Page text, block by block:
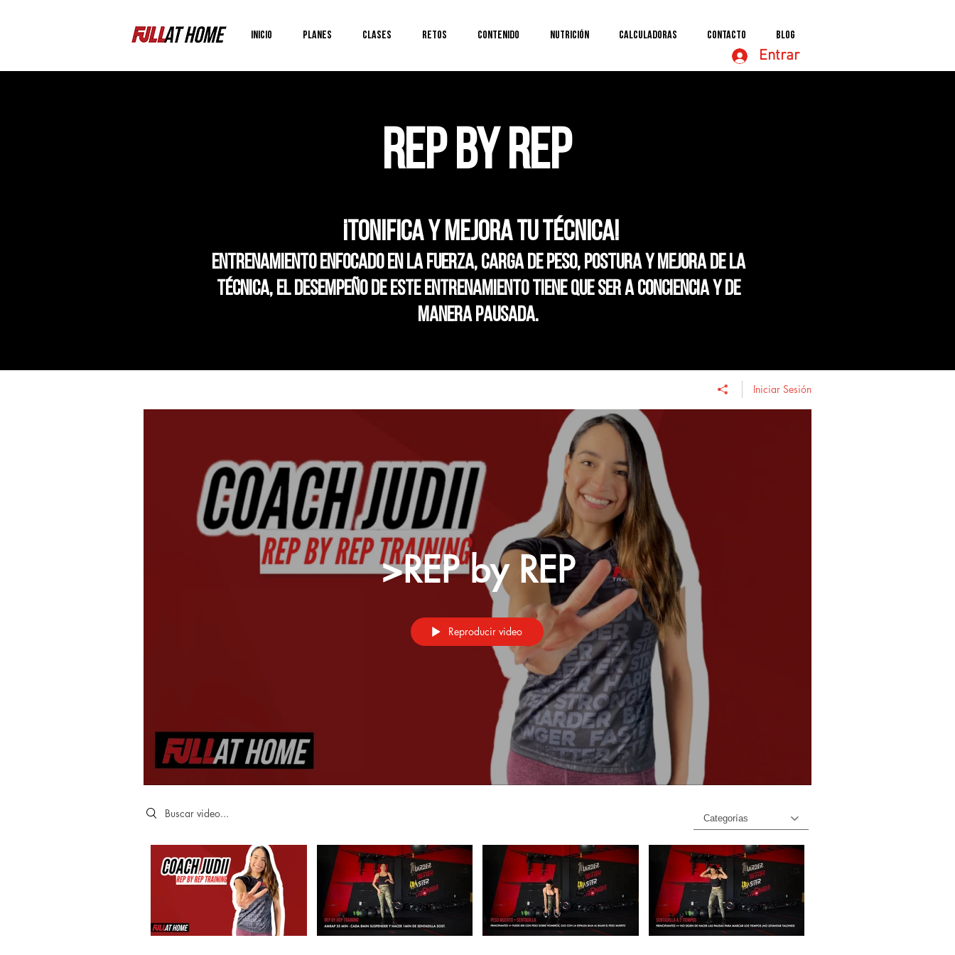
Inicio Planes Clases RETOS Contenido Nutrición Calculadoras Contacto Blog
Entrar
REP BY REP
¡TONIFICA Y MEJORA TU TÉCNICA!
Entrenamiento enfocado en la fuerza, carga de peso, postura y mejora de la
técnica, el desempeño de este entrenamiento tiene que ser a conciencia y de
manera pausada.
Iniciar Sesión
>REP by REP
Reproducir video
Search videos
Categorías